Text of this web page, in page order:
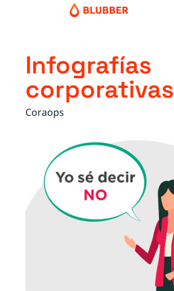
Infografías
corporativas
Coraops